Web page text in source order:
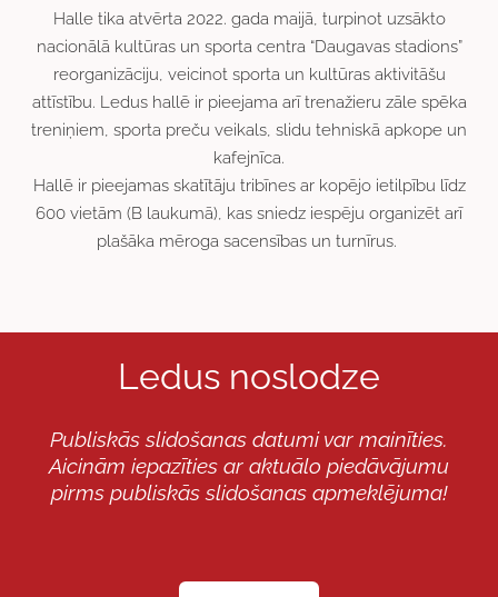
Halle tika atvērta 2022. gada maijā, turpinot uzsākto
nacionālā kultūras un sporta centra “Daugavas stadions”
reorganizāciju, veicinot sporta un kultūras aktivitāšu
attīstību. Ledus hallē ir pieejama arī trenažieru zāle spēka
treniņiem, sporta preču veikals, slidu tehniskā apkope un
kafejnīca.
Hallē ir pieejamas skatītāju tribīnes ar kopējo ietilpību līdz
600 vietām (B laukumā), kas sniedz iespēju organizēt arī
plašāka mēroga sacensības un turnīrus.
Ledus noslodze
Publiskās slidošanas datumi var mainīties.
Aicinām iepazīties ar aktuālo piedāvājumu
pirms publiskās slidošanas apmeklējuma!